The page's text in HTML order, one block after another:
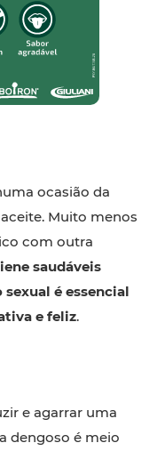
ocasião da
Muito menos
com outra
saudáveis
é essencial
e feliz.
e agarrar uma
dengoso é meio